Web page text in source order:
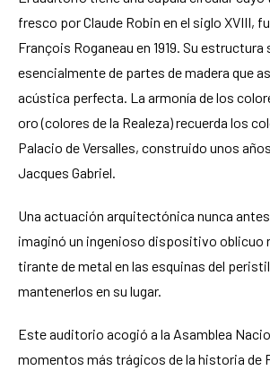
fresco por Claude Robin en el siglo XVIII,
François Roganeau en 1919. Su
esencialmente de partes de madera que
acústica perfecta. La armonía de los
oro (colores de la Realeza) recuerda los
Palacio de Versalles, construido unos
Jacques Gabriel.
Una actuación arquitectónica nunca
imaginó un ingenioso dispositivo oblicuo
tirante de metal en las esquinas del
mantenerlos en su lugar.
Este auditorio acogió a la Asamblea
momentos más trágicos de la historia de